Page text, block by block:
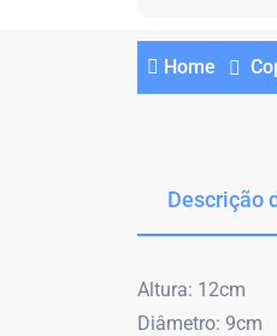
Home
Descrição
Altura: 12cm
Diâmetro: 9cm